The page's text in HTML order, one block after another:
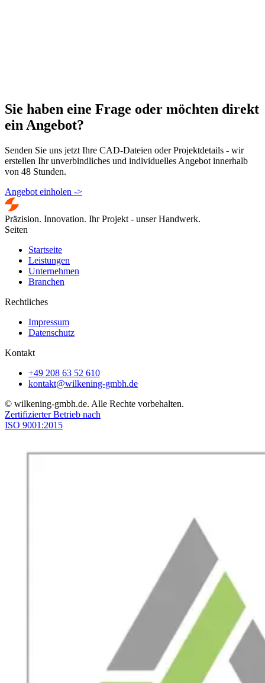
Sie haben eine Frage oder möchten direkt
ein Angebot?
Senden Sie uns jetzt Ihre CAD-Dateien oder Projektdetails - wir
erstellen Ihr unverbindliches und individuelles Angebot innerhalb
von 48 Stunden.
Angebot einholen ->
Präzision. Innovation. Ihr Projekt - unser Handwerk.
Seiten
Startseite
Leistungen
Unternehmen
Branchen
Rechtliches
Impressum
Datenschutz
Kontakt
+49 208 63 52 610
kontakt@wilkening-gmbh.de
© wilkening-gmbh.de. Alle Rechte vorbehalten.
Zertifizierter Betrieb nach
ISO 9001:2015